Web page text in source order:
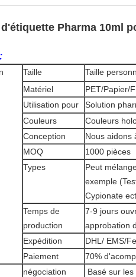
Pharma 10ml
Taille
Taille
Matériel
PET/Papier/
Utilisation pour
Solution
Couleurs
Couleurs
Conception
Nous aidons
MOQ
1000 pièces
Types
Peut
exemple
Cypionate
Temps de
production
7-9 jours
approbation
Expédition
DHL/ EMS/
Paiement
70%
négociation Basé sur